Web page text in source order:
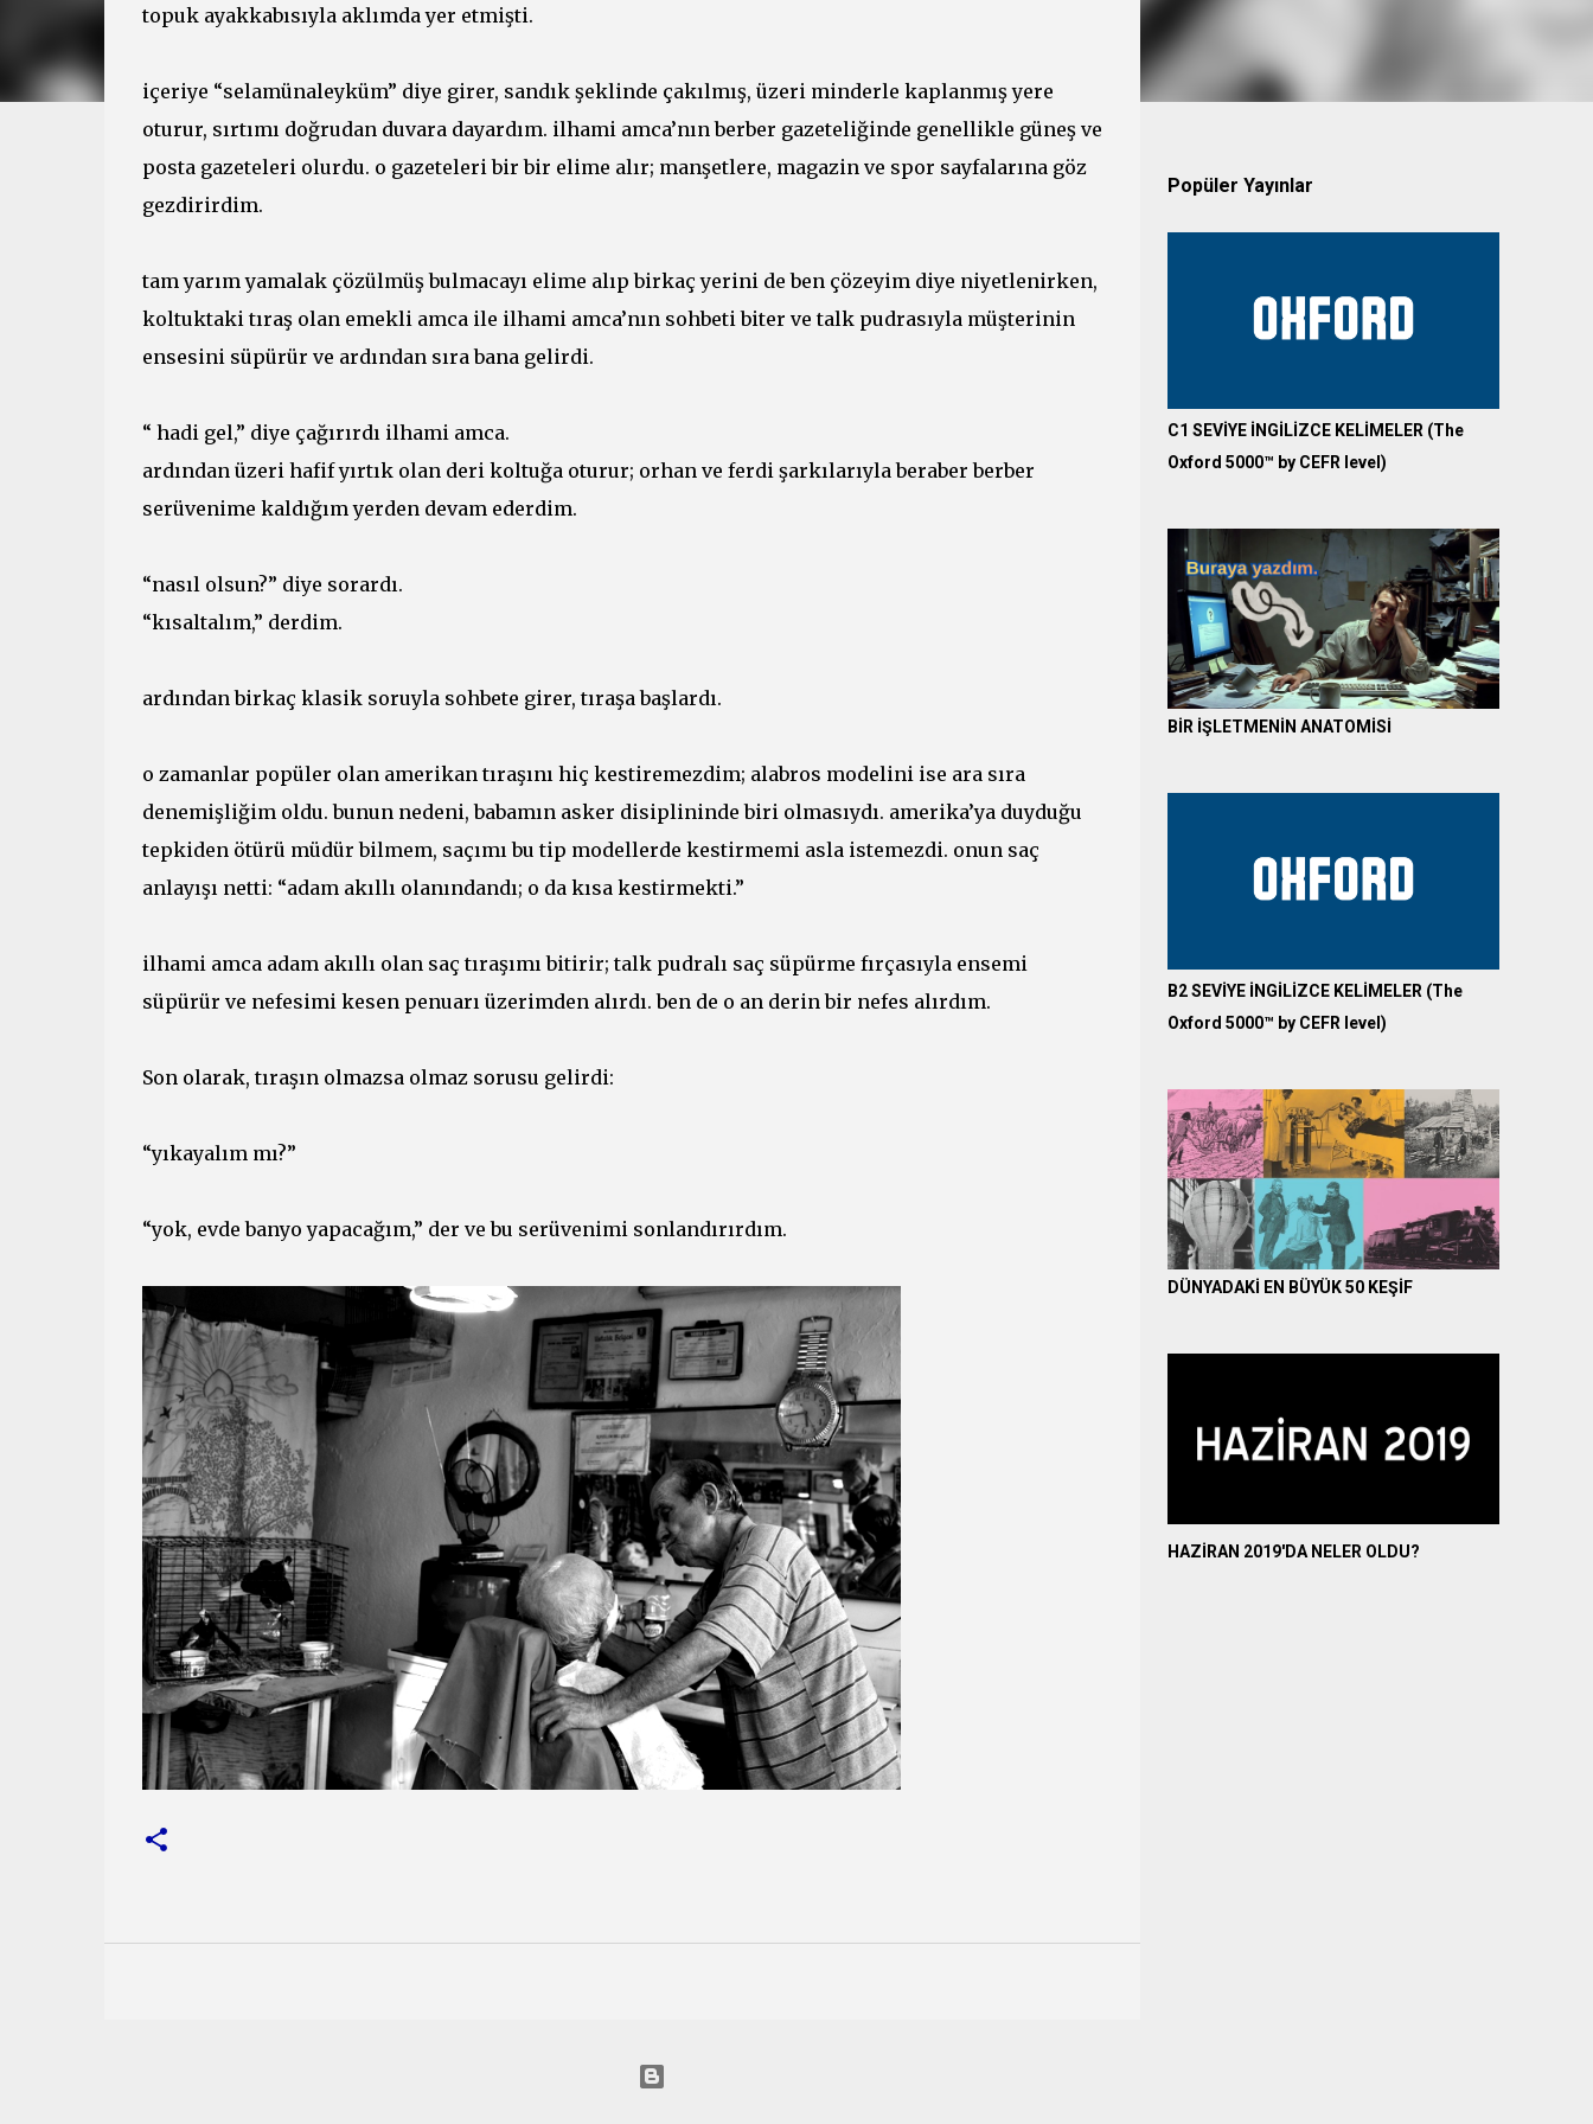
topuk ayakkabısıyla aklımda yer etmişti.
içeriye “selamünaleyküm” diye girer, sandık şeklinde çakılmış, üzeri minderle kaplanmış yere
oturur, sırtımı doğrudan duvara dayardım. ilhami amca’nın berber gazeteliğinde genellikle güneş ve
posta gazeteleri olurdu. o gazeteleri bir bir elime alır; manşetlere, magazin ve spor sayfalarına göz
gezdirirdim.
tam yarım yamalak çözülmüş bulmacayı elime alıp birkaç yerini de ben çözeyim diye niyetlenirken,
koltuktaki tıraş olan emekli amca ile ilhami amca’nın sohbeti biter ve talk pudrasıyla müşterinin
ensesini süpürür ve ardından sıra bana gelirdi.
“ hadi gel,” diye çağırırdı ilhami amca.
ardından üzeri hafif yırtık olan deri koltuğa oturur; orhan ve ferdi şarkılarıyla beraber berber
serüvenime kaldığım yerden devam ederdim.
“nasıl olsun?” diye sorardı.
“kısaltalım,” derdim.
ardından birkaç klasik soruyla sohbete girer, tıraşa başlardı.
o zamanlar popüler olan amerikan tıraşını hiç kestiremezdim; alabros modelini ise ara sıra
denemişliğim oldu. bunun nedeni, babamın asker disiplininde biri olmasıydı. amerika’ya duyduğu
tepkiden ötürü müdür bilmem, saçımı bu tip modellerde kestirmemi asla istemezdi. onun saç
anlayışı netti: “adam akıllı olanındandı; o da kısa kestirmekti.”
ilhami amca adam akıllı olan saç tıraşımı bitirir; talk pudralı saç süpürme fırçasıyla ensemi
süpürür ve nefesimi kesen penuarı üzerimden alırdı. ben de o an derin bir nefes alırdım.
Son olarak, tıraşın olmazsa olmaz sorusu gelirdi:
“yıkayalım mı?”
“yok, evde banyo yapacağım,” der ve bu serüvenimi sonlandırırdım.
Popüler Yayınlar
C1 SEVİYE İNGİLİZCE KELİMELER (The
Oxford 5000™ by CEFR level)
BİR İŞLETMENİN ANATOMİSİ
B2 SEVİYE İNGİLİZCE KELİMELER (The
Oxford 5000™ by CEFR level)
DÜNYADAKİ EN BÜYÜK 50 KEŞİF
HAZİRAN 2019'DA NELER OLDU?